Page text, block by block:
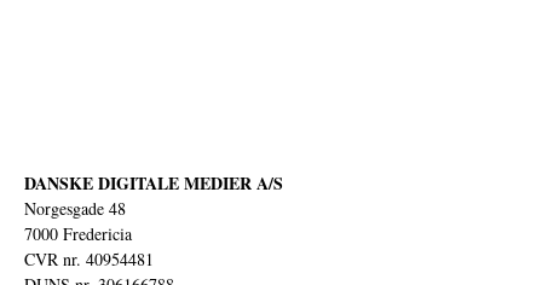
DANSKE DIGITALE MEDIER A/S
Norgesgade 48
7000 Fredericia
CVR nr. 40954481